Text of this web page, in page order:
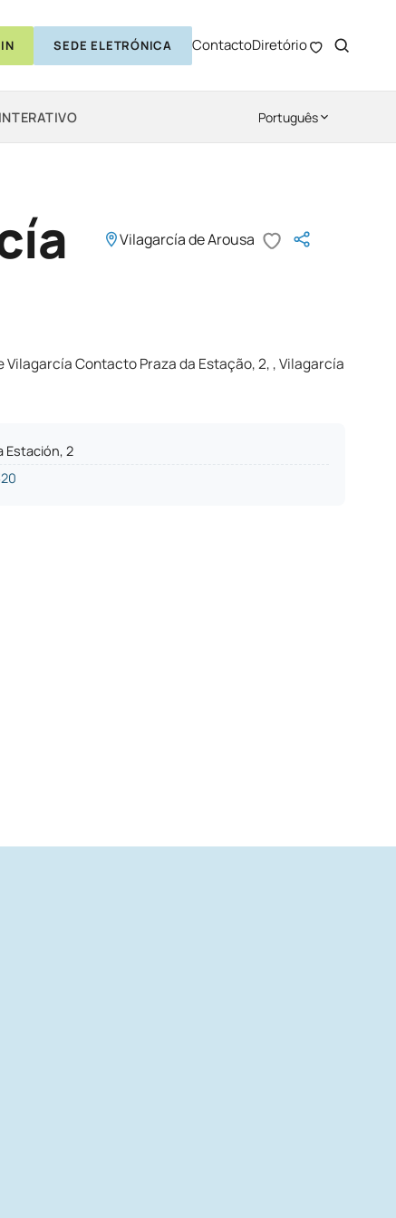
SEDE ELETRÓNICA ContactoDiretório
Português
Vilagarcía de Arousa
Contacto Praza da Estação, 2, , Vilagarcía
Estación, 2